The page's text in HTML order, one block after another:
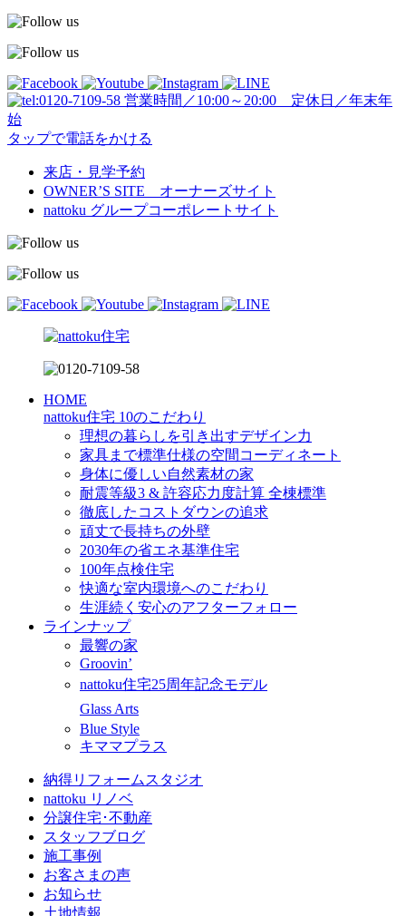
営業時間／10:00～20:00 定休日／年末年
始
タップで電話をかける
来店・見学予約
OWNER’S SITE オーナーズサイト
nattoku グループコーポレートサイト
HOME
nattoku住宅 10のこだわり
理想の暮らしを引き出すデザイン力
家具まで標準仕様の空間コーディネート
身体に優しい自然素材の家
耐震等級3 & 許容応力度計算 全棟標準
徹底したコストダウンの追求
頑丈で長持ちの外壁
2030年の省エネ基準住宅
100年点検住宅
快適な室内環境へのこだわり
生涯続く安心のアフターフォロー
ラインナップ
最響の家
Groovin’
nattoku住宅25周年記念モデル
Glass Arts
Blue Style
キママプラス
納得リフォームスタジオ
nattoku リノベ
分譲住宅･不動産
スタッフブログ
施工事例
お客さまの声
お知らせ
土地情報